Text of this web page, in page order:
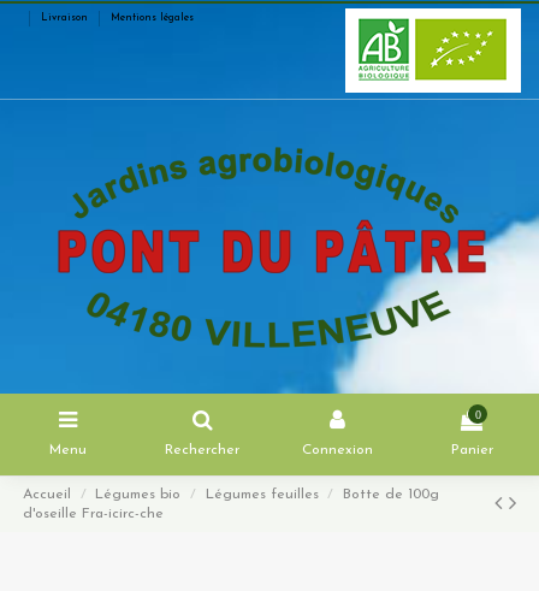
Livraison Mentions légales
Menu Rechercher Connexion
0
Panier
Accueil Légumes bio Légumes feuilles
Botte de 100g
d'oseille Fra-icirc-che